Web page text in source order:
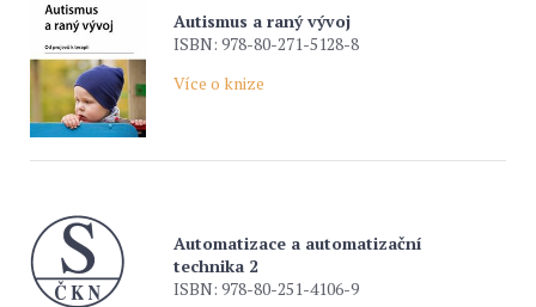
Autismus a raný vývoj
ISBN: 978-80-271-5128-8
Více o knize
Automatizace a automatizační
technika 2
ISBN: 978-80-251-4106-9